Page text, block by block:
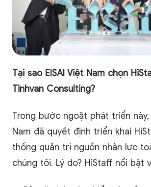
Tại sao EISAI Việt Nam chọn
Tinhvan Consulting?
Trong bước ngoặt phát triển này,
Nam đã quyết định triển khai
thống quản trị nguồn nhân lực
chúng tôi. Lý do? HiStaff nổi bật